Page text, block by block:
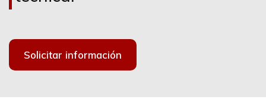
Solicitar información